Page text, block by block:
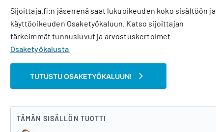
Sijoittaja.fi:n jäsenenä saat lukuoikeuden koko sisältöön ja
käyttöoikeuden Osaketyökaluun. Katso sijoittajan
tärkeimmät tunnusluvut ja arvostuskertoimet
Osaketyökalusta.
TUTUSTU OSAKETYÖKALUUN!
TÄMÄN SISÄLLÖN TUOTTI